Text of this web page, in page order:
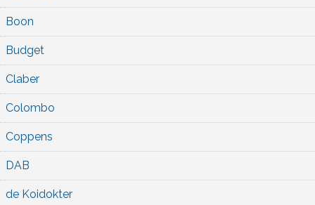
Boon
Budget
Claber
Colombo
Coppens
DAB
de Koidokter